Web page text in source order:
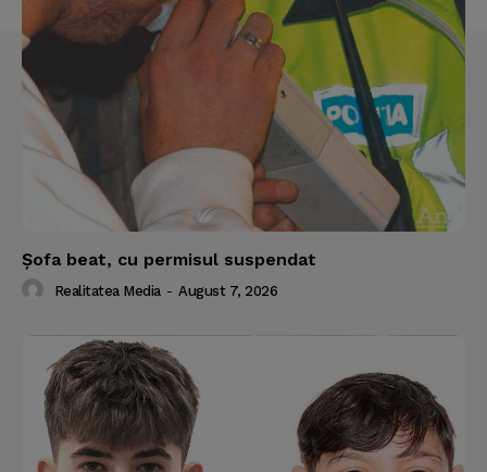
Şofa beat, cu permisul suspendat
Realitatea Media - August 7, 2026